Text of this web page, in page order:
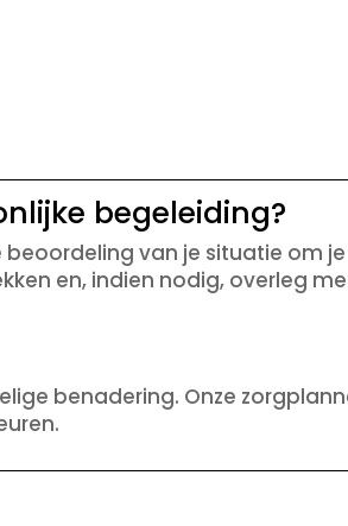
begeleiding?
van je situatie om
en, indien nodig, overleg
benadering. Onze